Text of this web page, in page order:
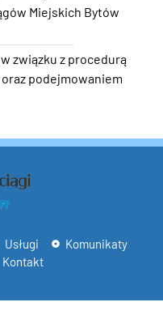
Miejskich Bytów
związku z procedurą
podejmowaniem
Usługi
Komunikaty
Kontakt